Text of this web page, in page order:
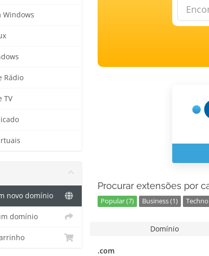
Windows
Rádio
TV
novo domínio
domínio
Procurar extensões por
Popular (7) Business (1)
Domínio
.com